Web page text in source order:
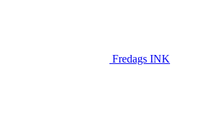
Fredags INK